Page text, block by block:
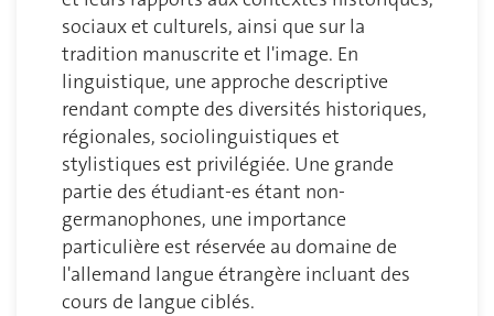
sociaux et culturels, ainsi que sur la
tradition manuscrite et l'image. En
linguistique, une approche descriptive
rendant compte des diversités historiques,
régionales, sociolinguistiques et
stylistiques est privilégiée. Une grande
partie des étudiant-es étant non-
germanophones, une importance
particulière est réservée au domaine de
l'allemand langue étrangère incluant des
cours de langue ciblés.